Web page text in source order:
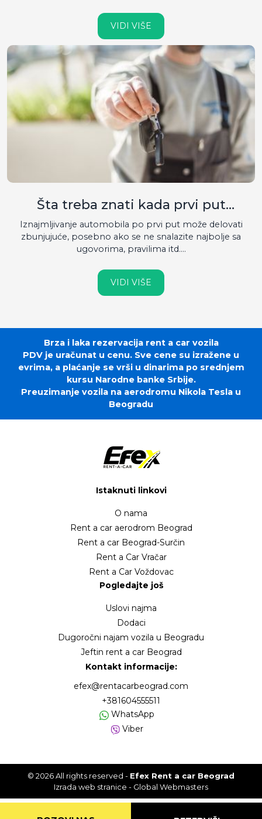
rešenje, bilo da se radi o luksuznim automobilima za
mladence ili vozilima za prevoz gostiju....
VIDI VIŠE
Šta treba znati kada prvi put
iznajmljujete vozilo
Iznajmljivanje automobila po prvi put može delovati
zbunjujuće, posebno ako se ne snalazite najbolje sa
ugovorima, pravilima itd....
VIDI VIŠE
Brza i laka rezervacija rent a car vozila
PDV je uračunat u cenu. Sve cene su izražene u
evrima, a plaćanje se vrši u dinarima po srednjem
kursu Narodne banke Srbije.
Preuzimanje vozila na aerodromu Nikola Tesla u
Beogradu
Istaknuti linkovi
O nama
Rent a car aerodrom Beograd
Rent a car Beograd-Surčin
Rent a Car Vračar
Rent a Car Voždovac
Pogledajte još
Uslovi najma
Dodaci
Dugoročni najam vozila u Beogradu
Jeftin rent a car Beograd
Kontakt informacije:
efex@rentacarbeograd.com
+381604555511
WhatsApp
Viber
© 2026 All rights reserved - Efex Rent a car Beograd
Izrada web stranice - Global Webmasters